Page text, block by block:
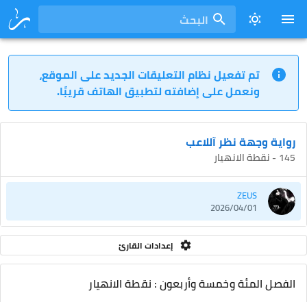
البحث
تم تفعيل نظام التعليقات الجديد على الموقع،
ونعمل على إضافته لتطبيق الهاتف قريبًا.
رواية وجهة نظر آللاعب
145 - نقطة الانهيار
ZEUS
2026/04/01
إعدادات القارئ
الفصل المئة وخمسة وأربعون : نقطة الانهيار